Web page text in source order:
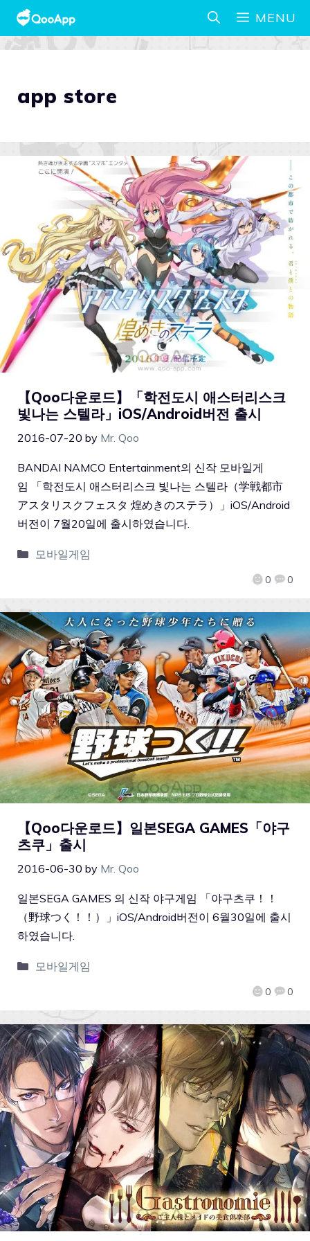
MENU
app store
【Qoo다운로드】「학전도시 애스터리스크
빛나는 스텔라」iOS/Android버전 출시
2016-07-20 by Mr. Qoo
0 0
BANDAI NAMCO Entertainment의 신작 모바일게
임 「학전도시 애스터리스크 빛나는 스텔라（学戦都市
アスタリスクフェスタ 煌めきのステラ）」iOS/Android
버전이 7월20일에 출시하였습니다.
모바일게임
【Qoo다운로드】일본SEGA GAMES「야구
츠쿠」출시
2016-06-30 by Mr. Qoo
0 0
일본SEGA GAMES 의 신작 야구게임 「야구츠쿠！！
（野球つく！！）」iOS/Android버전이 6월30일에 출시
하였습니다.
모바일게임